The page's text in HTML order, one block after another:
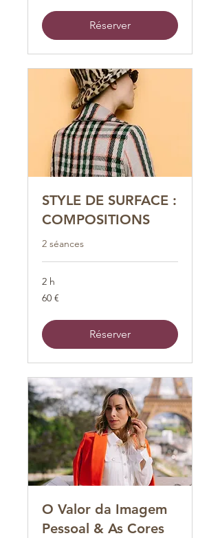
Réserver
STYLE DE SURFACE :
COMPOSITIONS
2 séances
2 h
60
euros
60 €
Réserver
O Valor da Imagem
Pessoal & As Cores